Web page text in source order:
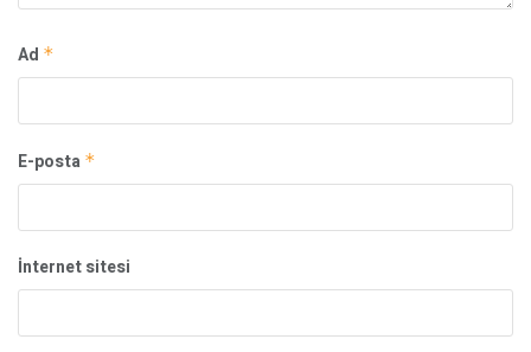
Ad *
E-posta *
İnternet sitesi